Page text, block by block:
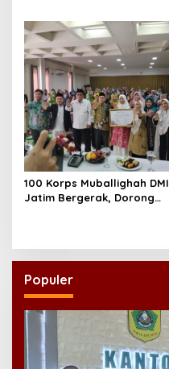
100 Korps Muballighah DMI
Jatim Bergerak, Dorong
Populer